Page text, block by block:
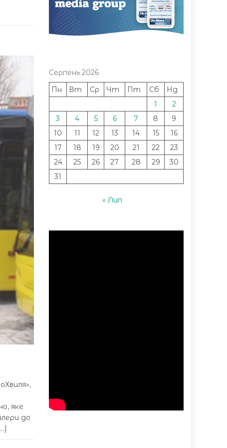
яке
до
Серпень 2026
Пн
Вт Ср Чт Пт Сб
Нд
1
2
3
4 5 6 7 8
9
10
11 12 13 14 15
16
17
18 19 20 21 22
23
24
25 26 27 28 29
30
31
« Лип